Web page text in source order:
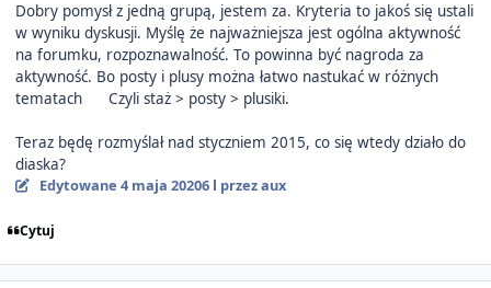
Dobry pomysł z jedną grupą, jestem za. Kryteria to jakoś się ustali
w wyniku dyskusji. Myślę że najważniejsza jest ogólna aktywność
na forumku, rozpoznawalność. To powinna być nagroda za
aktywność. Bo posty i plusy można łatwo nastukać w różnych
tematach
Czyli staż > posty > plusiki.
Teraz będę rozmyślał nad styczniem 2015, co się wtedy działo do
diaska?
Edytowane 4 maja 20206 l przez aux
Cytuj